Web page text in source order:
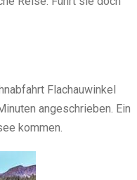
Flachauwinkel
angeschrieben. Ein
kommen.